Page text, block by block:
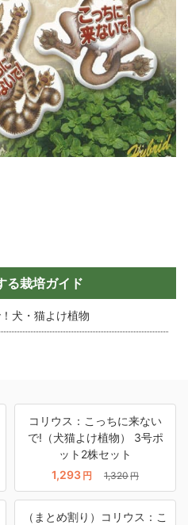
る栽培ガイド
犬・猫よけ植物
コリウス：こっちに来ない
で!（犬猫よけ植物） 3号ポ
ット2株セット
1,293 円 1,320円
（まとめ割り）コリウス：こ